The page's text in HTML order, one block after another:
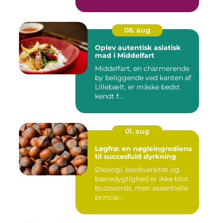
08. aug
Oplev autentisk asiatisk
mad i Middelfart
Middelfart, en charmerende
by beliggende ved kanten af
Lillebælt, er måske bedst
kendt f...
01. aug
Løgfrø: en nøgleingrediens
til succesfuld dyrkning
Økologi, biodiversitet og
bæredygtighed er ikke blot
buzzwords, men essentielle
princip...